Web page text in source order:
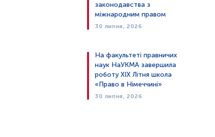
законодавства з
міжнародним правом
30 липня, 2026
На факультеті правничих
наук НаУКМА завершила
роботу XIX Літня школа
«Право в Німеччині»
30 липня, 2026